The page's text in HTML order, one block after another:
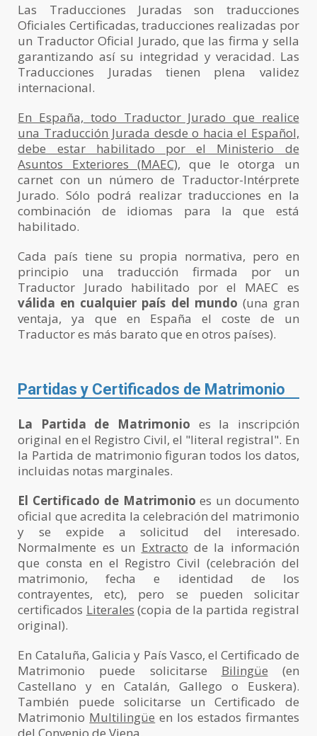
Las Traducciones Juradas son traducciones
Oficiales Certificadas, traducciones realizadas por
un Traductor Oficial Jurado, que las firma y sella
garantizando así su integridad y veracidad. Las
Traducciones Juradas tienen plena validez
internacional.
En España, todo Traductor Jurado que realice
una Traducción Jurada desde o hacia el Español,
debe estar habilitado por el Ministerio de
Asuntos Exteriores (MAEC), que le otorga un
carnet con un número de Traductor-Intérprete
Jurado. Sólo podrá realizar traducciones en la
combinación de idiomas para la que está
habilitado.
Cada país tiene su propia normativa, pero en
principio una traducción firmada por un
Traductor Jurado habilitado por el MAEC es
válida en cualquier país del mundo (una gran
ventaja, ya que en España el coste de un
Traductor es más barato que en otros países).
Partidas y Certificados de Matrimonio
La Partida de Matrimonio es la inscripción
original en el Registro Civil, el "literal registral". En
la Partida de matrimonio figuran todos los datos,
incluidas notas marginales.
El Certificado de Matrimonio es un documento
oficial que acredita la celebración del matrimonio
y se expide a solicitud del interesado.
Normalmente es un Extracto de la información
que consta en el Registro Civil (celebración del
matrimonio, fecha e identidad de los
contrayentes, etc), pero se pueden solicitar
certificados Literales (copia de la partida registral
original).
En Cataluña, Galicia y País Vasco, el Certificado de
Matrimonio puede solicitarse Bilingüe (en
Castellano y en Catalán, Gallego o Euskera).
También puede solicitarse un Certificado de
Matrimonio Multilingüe en los estados firmantes
del Convenio de Viena.